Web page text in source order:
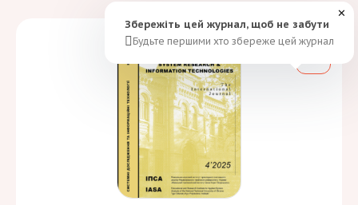
Збережіть цей журнал, щоб не забути
Будьте першими хто збереже цей журнал
✕